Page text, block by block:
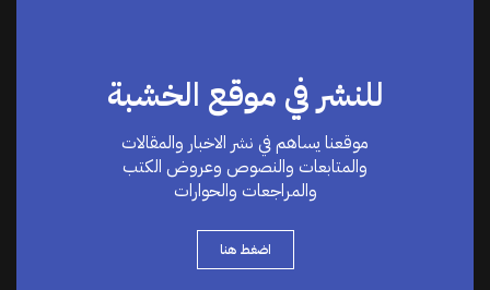
للنشر في موقع الخشبة
موقعنا يساهم في نشر الاخبار والمقالات
والمتابعات والنصوص وعروض الكتب
والمراجعات والحوارات
اضغط هنا